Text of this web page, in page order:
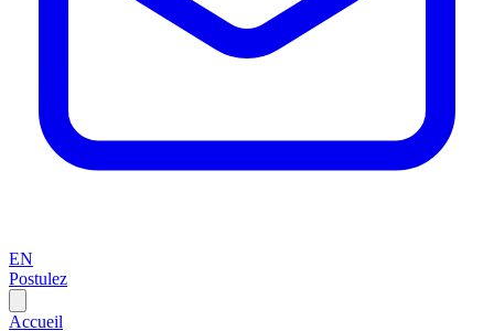
EN
Postulez
Accueil